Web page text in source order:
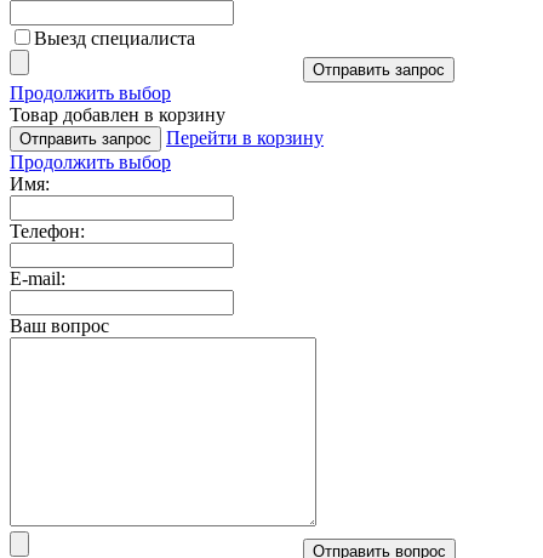
Выезд специалиста
Отправить запрос
Продолжить выбор
Товар добавлен в корзину
Отправить запрос
Перейти в корзину
Продолжить выбор
Имя:
Телефон:
E-mail:
Ваш вопрос
Отправить вопрос